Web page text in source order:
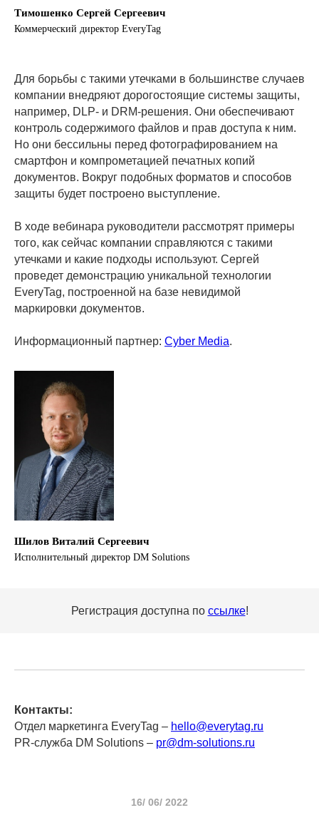
Тимошенко Сергей Сергеевич
Коммерческий директор EveryTag
Для борьбы с такими утечками в большинстве случаев
компании внедряют дорогостоящие системы защиты,
например, DLP- и DRM-решения. Они обеспечивают
контроль содержимого файлов и прав доступа к ним.
Но они бессильны перед фотографированием на
смартфон и компрометацией печатных копий
документов. Вокруг подобных форматов и способов
защиты будет построено выступление.
В ходе вебинара руководители рассмотрят примеры
того, как сейчас компании справляются с такими
утечками и какие подходы используют. Сергей
проведет демонстрацию уникальной технологии
EveryTag, построенной на базе невидимой
маркировки документов.
Информационный партнер: Cyber Media.
Шилов Виталий Сергеевич
Исполнительный директор DM Solutions
Регистрация доступна по ссылке!
Контакты:
Отдел маркетинга EveryTag – hello@everytag.ru
PR-служба DM Solutions – pr@dm-solutions.ru
16/ 06/ 2022